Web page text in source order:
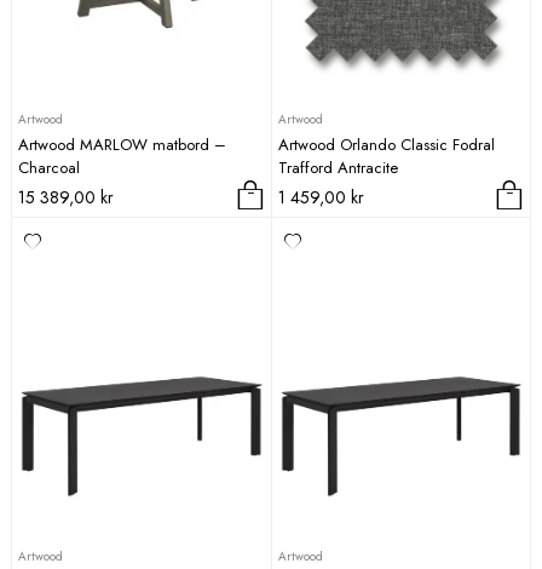
Artwood
Artwood MARLOW matbord –
Charcoal
15 389,00 kr
Artwood
Artwood Orlando Classic Fodral
Trafford Antracite
1 459,00 kr
Artwood Artwood